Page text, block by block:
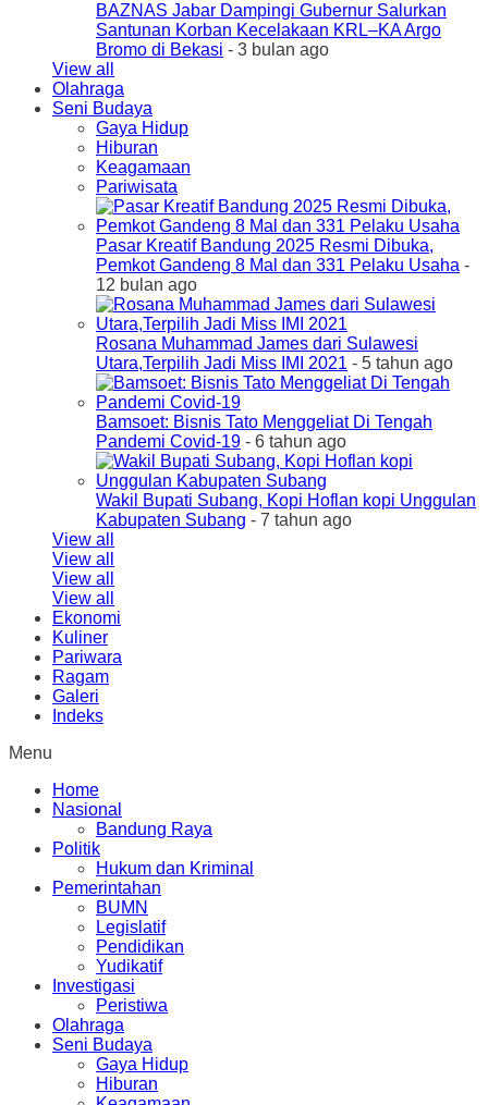
BAZNAS Jabar Dampingi Gubernur Salurkan
Santunan Korban Kecelakaan KRL–KA Argo
Bromo di Bekasi - 3 bulan ago
View all
Olahraga
Seni Budaya
Gaya Hidup
Hiburan
Keagamaan
Pariwisata
Pasar Kreatif Bandung 2025 Resmi Dibuka,
Pemkot Gandeng 8 Mal dan 331 Pelaku Usaha -
12 bulan ago
Rosana Muhammad James dari Sulawesi
Utara,Terpilih Jadi Miss IMI 2021 - 5 tahun ago
Bamsoet: Bisnis Tato Menggeliat Di Tengah
Pandemi Covid-19 - 6 tahun ago
Wakil Bupati Subang, Kopi Hoflan kopi Unggulan
Kabupaten Subang - 7 tahun ago
View all
View all
View all
View all
Ekonomi
Kuliner
Pariwara
Ragam
Galeri
Indeks
Menu
Home
Nasional
Bandung Raya
Politik
Hukum dan Kriminal
Pemerintahan
BUMN
Legislatif
Pendidikan
Yudikatif
Investigasi
Peristiwa
Olahraga
Seni Budaya
Gaya Hidup
Hiburan